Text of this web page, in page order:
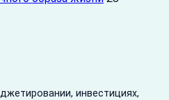
инвестициях,